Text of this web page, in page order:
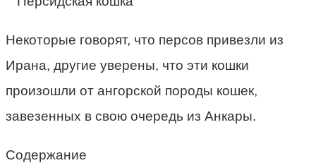
Некоторые говорят, что персов привезли из
Ирана, другие уверены, что эти кошки
произошли от ангорской породы кошек,
завезенных в свою очередь из Анкары.
Содержание